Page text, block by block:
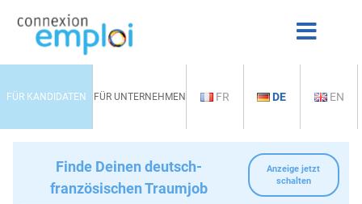
FÜR KANDIDATEN FÜR UNTERNEHMEN FR DE EN
Anzeige jetzt
schalten
Finde Deinen deutsch-
französischen Traumjob